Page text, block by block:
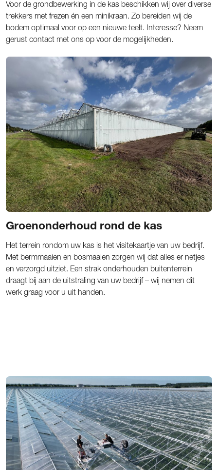
Voor de grondbewerking in de kas beschikken wij over diverse
trekkers met frezen én een minikraan. Zo bereiden wij de
bodem optimaal voor op een nieuwe teelt. Interesse? Neem
gerust contact met ons op voor de mogelijkheden.
Groenonderhoud rond de kas
Het terrein rondom uw kas is het visitekaartje van uw bedrijf.
Met bermmaaien en bosmaaien zorgen wij dat alles er netjes
en verzorgd uitziet. Een strak onderhouden buitenterrein
draagt bij aan de uitstraling van uw bedrijf – wij nemen dit
werk graag voor u uit handen.